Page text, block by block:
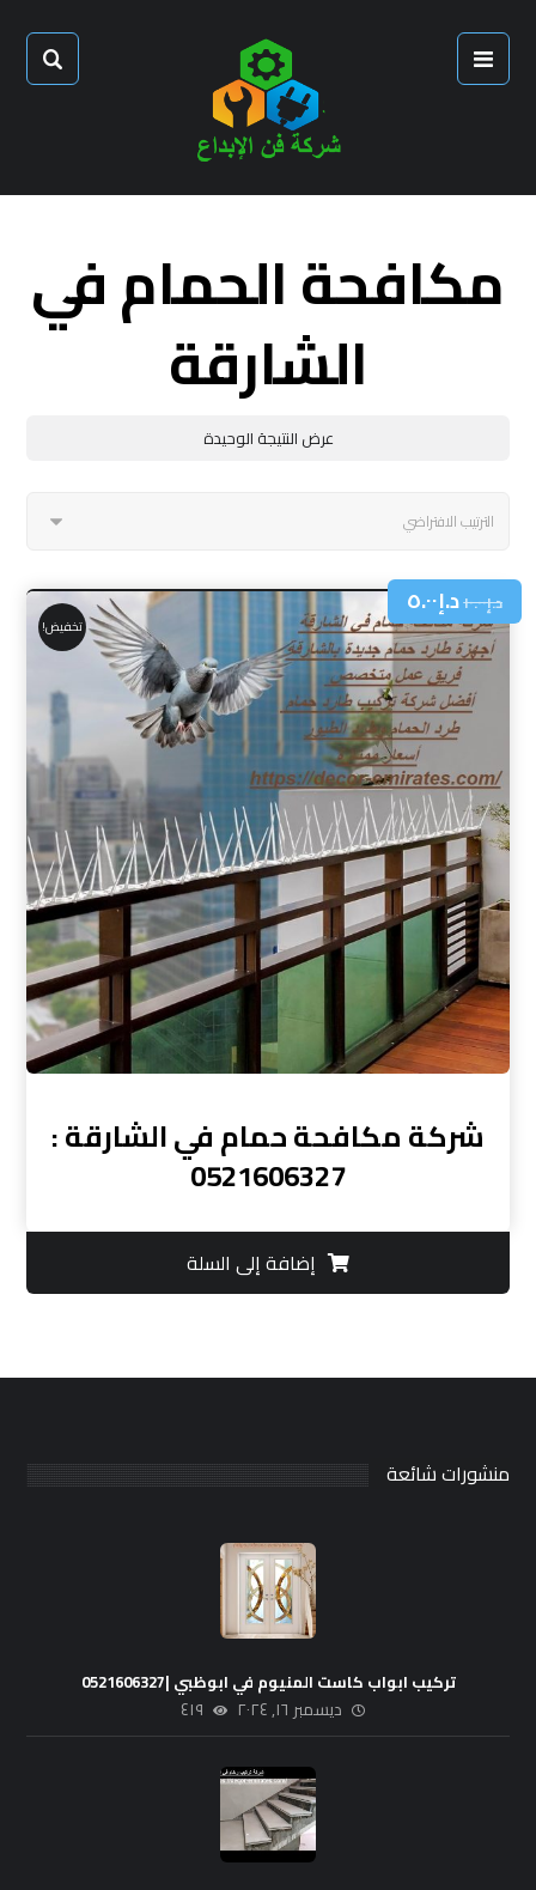
مكافحة الحمام في
الشارقة
عرض النتيجة الوحيدة
شركة مكافحة حمام في الشارقة :
0521606327
د.إ١٠.٠٠د.إ٥.٠٠
تخفيض!
إضافة إلى السلة
منشورات شائعة
تركيب ابواب كاست المنيوم في ابوظبي |0521606327
ديسمبر ١٦, ٢٠٢٤ ٤١٩